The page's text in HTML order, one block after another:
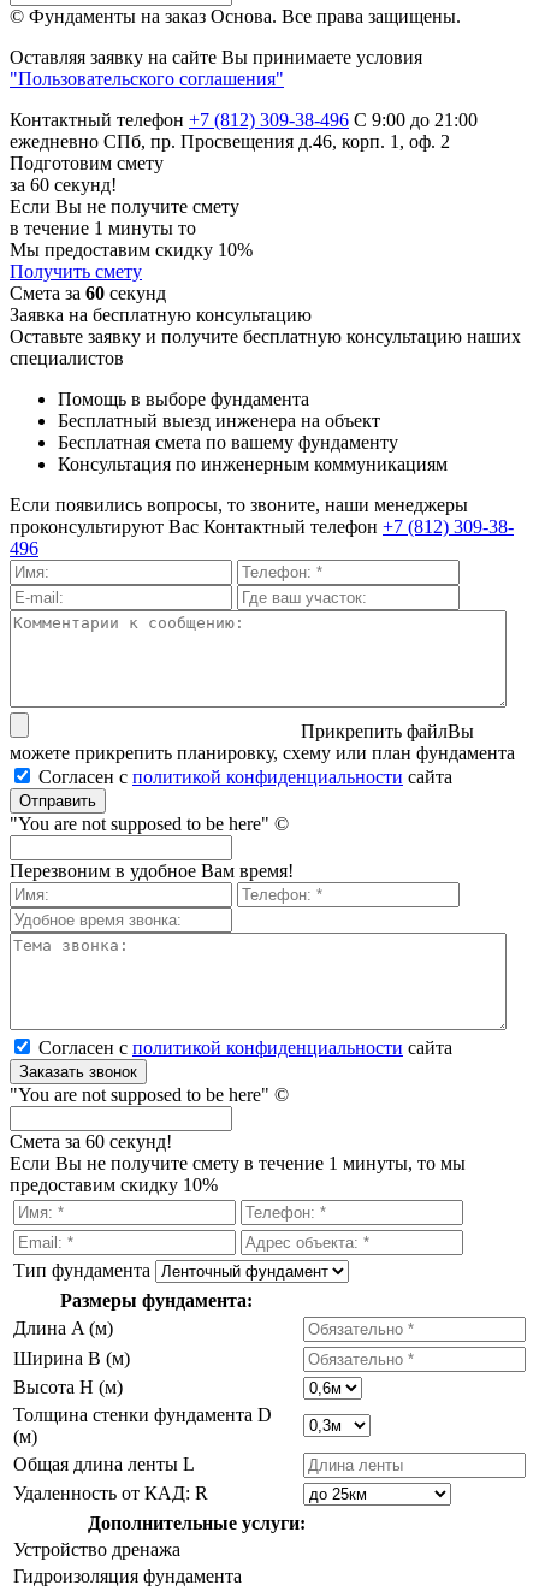
© Фундаменты на заказ Основа. Все права защищены.
Оставляя заявку на сайте Вы принимаете условия
"Пользовательского соглашения"
Контактный телефон +7 (812) 309-38-496 С 9:00 до 21:00
ежедневно СПб, пр. Просвещения д.46, корп. 1, оф. 2
Подготовим смету
за 60 секунд!
Если Вы не получите смету
в течение 1 минуты то
Мы предоставим скидку 10%
Получить смету
Смета за 60 секунд
Заявка на бесплатную консультацию
Оставьте заявку и получите бесплатную консультацию наших
специалистов
Помощь в выборе фундамента
Бесплатный выезд инженера на объект
Бесплатная смета по вашему фундаменту
Консультация по инженерным коммуникациям
Если появились вопросы, то звоните, наши менеджеры
проконсультируют Вас Контактный телефон +7 (812) 309-38-
496
Прикрепить файлВы
можете прикрепить планировку, схему или план фундамента
Согласен с политикой кон­фи­ден­ци­аль­нос­ти сайта
Отправить
"You are not supposed to be here" ©
Перезвоним в удобное Вам время!
Согласен с политикой кон­фи­ден­ци­аль­нос­ти сайта
Заказать звонок
"You are not supposed to be here" ©
Смета за 60 секунд!
Если Вы не получите смету в течение 1 минуты, то мы
предоставим скидку 10%
Тип фундамента
Размеры фундамента:
Длина A (м)
Ширина B (м)
Высота H (м)
Толщина стенки фундамента D
(м)
Общая длина ленты L
Удаленность от КАД: R
Дополнительные услуги:
Устройство дренажа
Гидроизоляция фундамента